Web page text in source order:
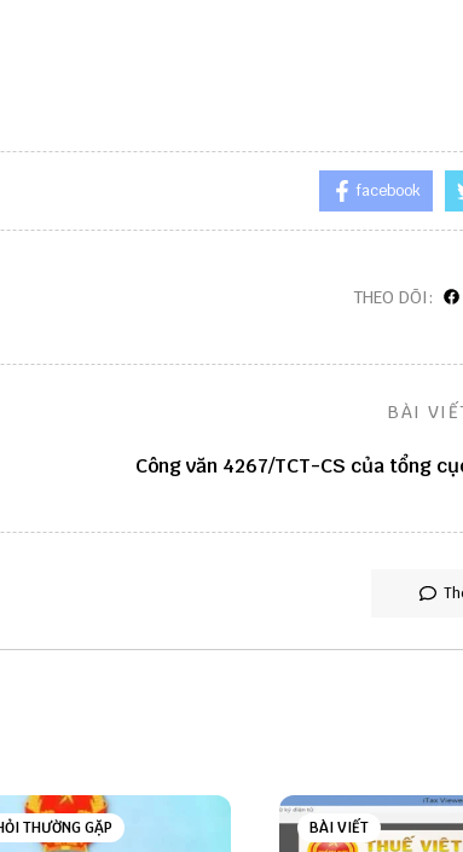
facebook
THEO DÕI:
BÀI
Công văn 4267/TCT-CS của tổng
THƯỜNG GẶP BÀI VIẾT